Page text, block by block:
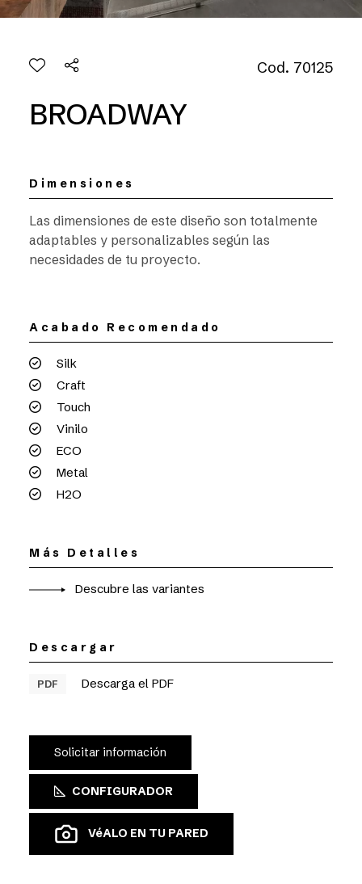
Cod. 70125
BROADWAY
Dimensiones
Las dimensiones de este diseño son totalmente
adaptables y personalizables según las
necesidades de tu proyecto.
Acabado Recomendado
Silk
Craft
Touch
Vinilo
ECO
Metal
H2O
Más Detalles
Descubre las variantes
Descargar
PDF Descarga el PDF
Solicitar información
CONFIGURADOR
VéALO EN TU PARED